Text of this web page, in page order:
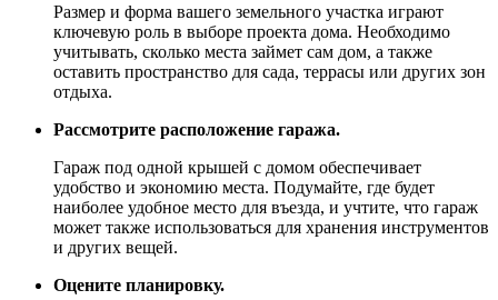
Размер и форма вашего земельного участка играют
ключевую роль в выборе проекта дома. Необходимо
учитывать, сколько места займет сам дом, а также
оставить пространство для сада, террасы или других зон
отдыха.
Рассмотрите расположение гаража.
Гараж под одной крышей с домом обеспечивает
удобство и экономию места. Подумайте, где будет
наиболее удобное место для въезда, и учтите, что гараж
может также использоваться для хранения инструментов
и других вещей.
Оцените планировку.